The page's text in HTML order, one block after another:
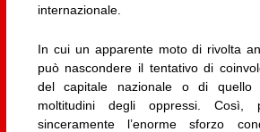
internazionale.
In cui un apparente moto di rivolta
può nascondere il tentativo di
del capitale nazionale o di quello
moltitudini degli oppressi. Così,
sinceramente l’enorme sforzo